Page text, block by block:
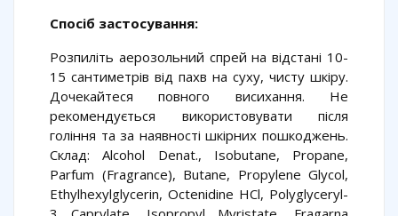
Спосіб застосування:
Розпиліть аерозольний спрей на відстані 10-
15 сантиметрів від пахв на суху, чисту шкіру.
Дочекайтеся повного висихання. Не
рекомендується використовувати після
гоління та за наявності шкірних пошкоджень.
Склад: Alcohol Denat., Isobutane, Propane,
Parfum (Fragrance), Butane, Propylene Glycol,
Ethylhexylglycerin, Octenidine HCl, Polyglyceryl-